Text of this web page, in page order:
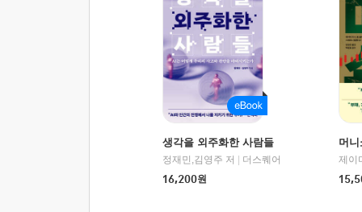
생각을 외주화한 사람들
정재민,김영주 저
더스퀘어
16,200원
머